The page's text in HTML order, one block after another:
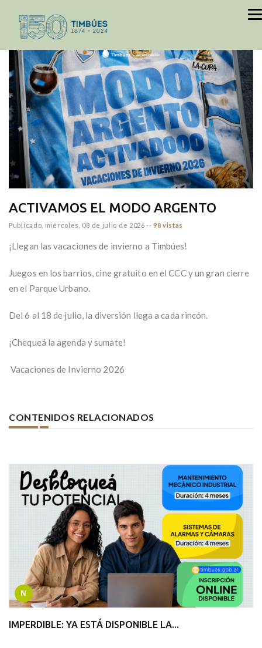
inicio NOTICIAS
ACTIVAMOS EL MODO ARGENTO
Publicado, miércoles, 08 de julio de 2026 -- 98 vistas
¡Llegan las vacaciones de invierno a Timbúes!
Juegos en los barrios, cine gratuito en el CCC y un gran cierre
en el Parque Urbano.
Del 6 al 18 de julio, la diversión llega a cada rincón.
¡Chequeá la agenda y sumate!
Vacaciones de Invierno 2026
CONTENIDOS RELACIONADOS
N
IMPERDIBLE: YA ESTÁ DISPONIBLE LA...